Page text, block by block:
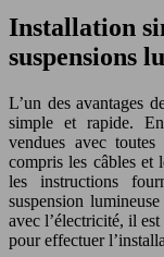
Installation
suspensions
L’un des avantages
simple et rapide.
vendues avec
compris les câbles
les instructions
suspension
avec l’électricité, il
pour effectuer